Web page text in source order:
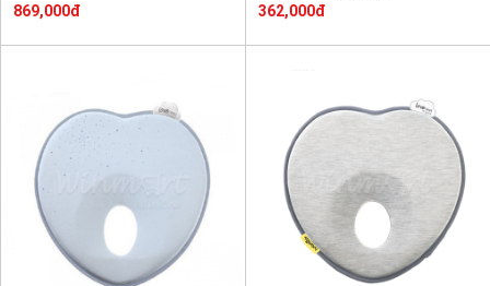
869,000đ 362,000đ